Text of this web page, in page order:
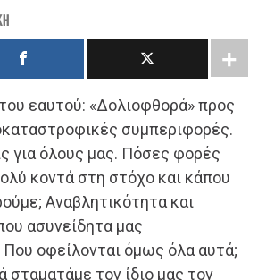
εαυτού: «Δολιοφθορά» προς
συμπεριφορές.
για όλους μας. Πόσες φορές
κοντά στη στόχο και κάπου
Αναβλητικότητα και
ασυνείδητα μας
οφείλονται όμως όλα αυτά;
σταματάμε τον ίδιο μας τον